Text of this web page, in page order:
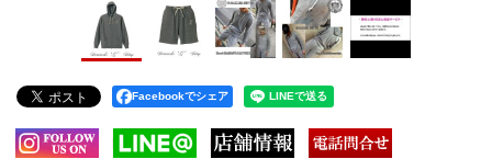
Facebookでシェア